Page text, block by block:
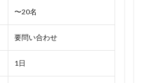
〜20名
要問い合わせ
1日